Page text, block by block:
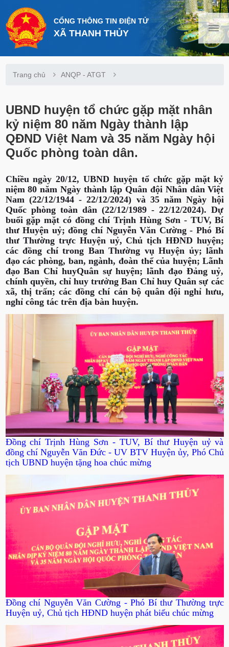
CỔNG THÔNG TIN ĐIỆN TỬ
XÃ THANH THỦY
Trang chủ ANQP - ATGT
UBND huyện tổ chức gặp mặt nhân
kỷ niệm 80 năm Ngày thành lập
QĐND Việt Nam và 35 năm Ngày hội
Quốc phòng toàn dân.
Chiều ngày 20/12, UBND huyện tổ chức gặp mặt kỷ
niệm 80 năm Ngày thành lập Quân đội Nhân dân Việt
Nam (22/12/1944 - 22/12/2024) và 35 năm Ngày hội
Quốc phòng toàn dân (22/12/1989 - 22/12/2024). Dự
buổi gặp mặt có đồng chí Trịnh Hùng Sơn - TUV, Bí
thư Huyện uỷ; đồng chí Nguyễn Văn Cường - Phó Bí
thư Thường trực Huyện uỷ, Chủ tịch HĐND huyện;
các đồng chí trong Ban Thường vụ Huyện ủy; lãnh
đạo các phòng, ban, ngành, đoàn thể của huyện; Lãnh
đạo Ban Chỉ huyQuân sự huyện; lãnh đạo Đảng uỷ,
chính quyền, chỉ huy trưởng Ban Chỉ huy Quân sự các
xã, thị trấn; các đồng chí cán bộ quân đội nghỉ hưu,
nghỉ công tác trên địa bàn huyện.
Đồng chí Trịnh Hùng Sơn - TUV, Bí thư Huyện uỷ và
đồng chí Nguyễn Văn Đức - UV BTV Huyện ủy, Phó Chủ
tịch UBND huyện tặng hoa chúc mừng
Đồng chí Nguyễn Văn Cường - Phó Bí thư Thường trực
Huyện uỷ, Chủ tịch HĐND huyện phát biểu chúc mừng